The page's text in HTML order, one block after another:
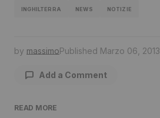
INGHILTERRA NEWS NOTIZIE
by massimoPublished Marzo 06, 2013
Add a Comment
READ MORE